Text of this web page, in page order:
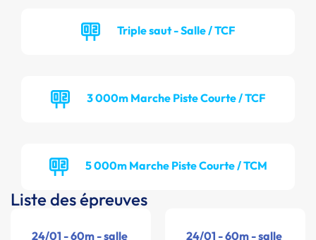
Triple saut - Salle / TCF
3 000m Marche Piste Courte / TCF
5 000m Marche Piste Courte / TCM
Liste des épreuves
24/01 - 60m - salle 24/01 - 60m - salle